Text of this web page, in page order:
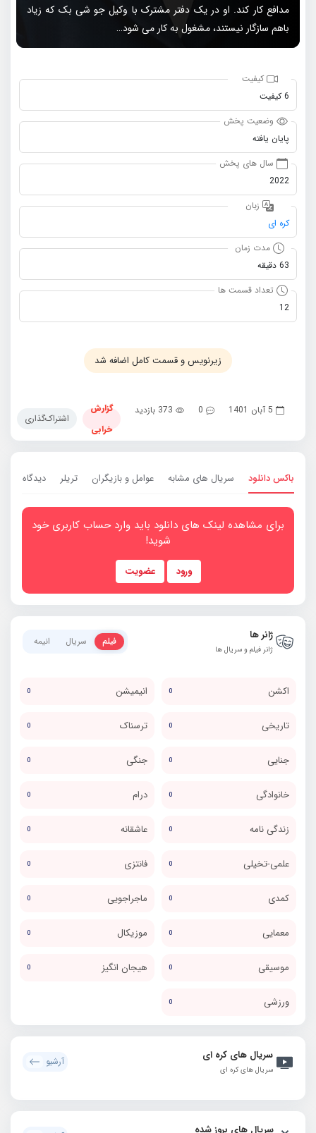
مدافع کار کند. او در یک دفتر مشترک با وکیل جو شی بک که زیاد
باهم سازگار نیستند، مشغول به کار می شود…
کیفیت
6 کیفیت
وضعیت پخش
پایان یافته
سال های پخش
2022
زبان
کره ای
مدت زمان
63 دقیقه
تعداد قسمت ها
12
زیرنویس و قسمت کامل اضافه شد
5 آبان 1401 0 373 بازدید
گزارش
خرابی
اشتراک‌گذاری
باکس دانلود سریال های مشابه عوامل و بازیگران تریلر دیدگاه ها
برای مشاهده لینک های دانلود باید وارد حساب کاربری خود
شوید!
ورود عضویت
ژانر ها
ژانر فیلم و سریال ها
فیلم سریال انیمه
اکشن 0 انیمیشن 0
تاریخی 0 ترسناک 0
جنایی 0 جنگی 0
خانوادگی 0 درام 0
زندگی نامه 0 عاشقانه 0
علمی-تخیلی 0 فانتزی 0
کمدی 0 ماجراجویی 0
معمایی 0 موزیکال 0
موسیقی 0 هیجان انگیز 0
ورزشی 0
سریال های کره ای
سریال های کره ای
آرشیو
سریال های بروز شده